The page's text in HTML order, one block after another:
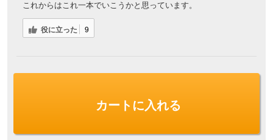
これからはこれ一本でいこうかと思っています。
役に立った 9
購入確認済み
カートに入れる